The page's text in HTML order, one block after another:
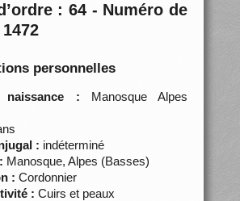
: 64 - Numéro de
personnelles
: Manosque Alpes
: indéterminé
Manosque, Alpes (Basses)
: Cordonnier
: Cuirs et peaux